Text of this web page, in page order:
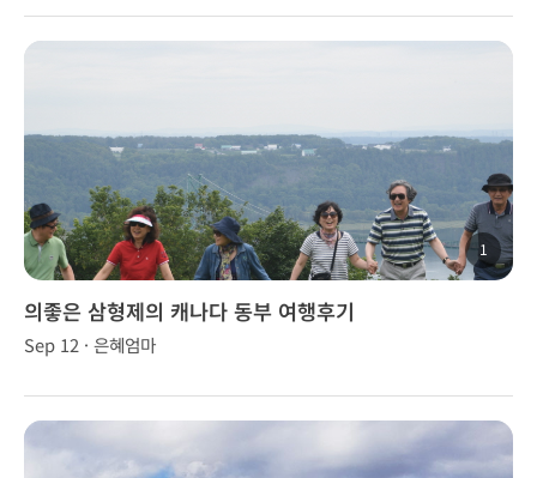
1
의좋은 삼형제의 캐나다 동부 여행후기
Sep 12 · 은혜엄마